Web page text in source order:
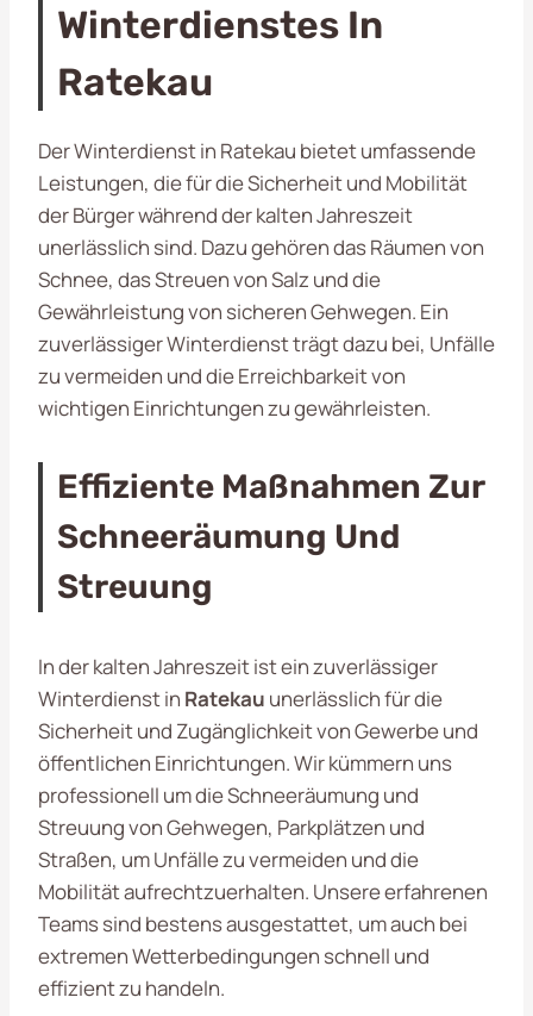
Winterdienstes In
Ratekau
Der Winterdienst in Ratekau bietet umfassende
Leistungen, die für die Sicherheit und Mobilität
der Bürger während der kalten Jahreszeit
unerlässlich sind. Dazu gehören das Räumen von
Schnee, das Streuen von Salz und die
Gewährleistung von sicheren Gehwegen. Ein
zuverlässiger Winterdienst trägt dazu bei, Unfälle
zu vermeiden und die Erreichbarkeit von
wichtigen Einrichtungen zu gewährleisten.
Effiziente Maßnahmen Zur
Schneeräumung Und
Streuung
In der kalten Jahreszeit ist ein zuverlässiger
Winterdienst in Ratekau unerlässlich für die
Sicherheit und Zugänglichkeit von Gewerbe und
öffentlichen Einrichtungen. Wir kümmern uns
professionell um die Schneeräumung und
Streuung von Gehwegen, Parkplätzen und
Straßen, um Unfälle zu vermeiden und die
Mobilität aufrechtzuerhalten. Unsere erfahrenen
Teams sind bestens ausgestattet, um auch bei
extremen Wetterbedingungen schnell und
effizient zu handeln.